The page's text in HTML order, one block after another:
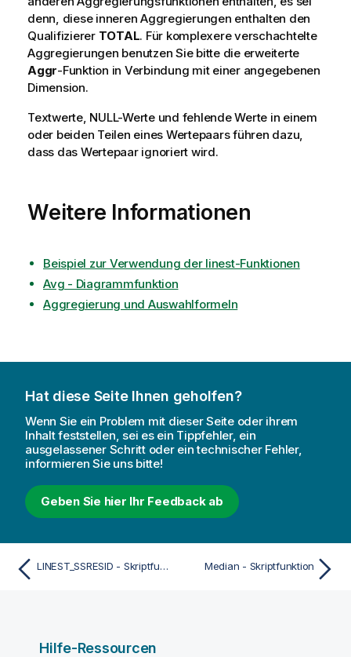
denn, diese inneren Aggregierungen enthalten den
Qualifizierer TOTAL. Für komplexere verschachtelte
Aggregierungen benutzen Sie bitte die erweiterte
Aggr-Funktion in Verbindung mit einer angegebenen
Dimension.
Textwerte, NULL-Werte und fehlende Werte in einem
oder beiden Teilen eines Wertepaars führen dazu,
dass das Wertepaar ignoriert wird.
Weitere Informationen
Beispiel zur Verwendung der linest-Funktionen
Avg - Diagrammfunktion
Aggregierung und Auswahlformeln
Hat diese Seite Ihnen geholfen?
Wenn Sie ein Problem mit dieser Seite oder ihrem
Inhalt feststellen, sei es ein Tippfehler, ein
ausgelassener Schritt oder ein technischer Fehler,
informieren Sie uns bitte!
Geben Sie hier Ihr Feedback ab
LINEST_SSRESID - Skriptfunktion Median - Skriptfunktion
Hilfe-Ressourcen